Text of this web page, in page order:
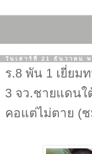
วันเสาร์ที่ 21 ธันวาคม
ร.8 พัน 1 เยี่ยม
3 จว.ชายแดนใ
คอแต่ไม่ตาย (